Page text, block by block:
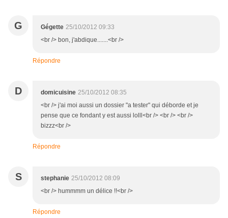
G Gégette 25/10/2012 09:33
<br /> bon, j'abdique.......<br />
Répondre
D domicuisine 25/10/2012 08:35
<br /> j'ai moi aussi un dossier "a tester" qui déborde et je
pense que ce fondant y est aussi lolll<br /> <br /> <br />
bizzz<br />
Répondre
S stephanie 25/10/2012 08:09
<br /> hummmm un délice !!<br />
Répondre